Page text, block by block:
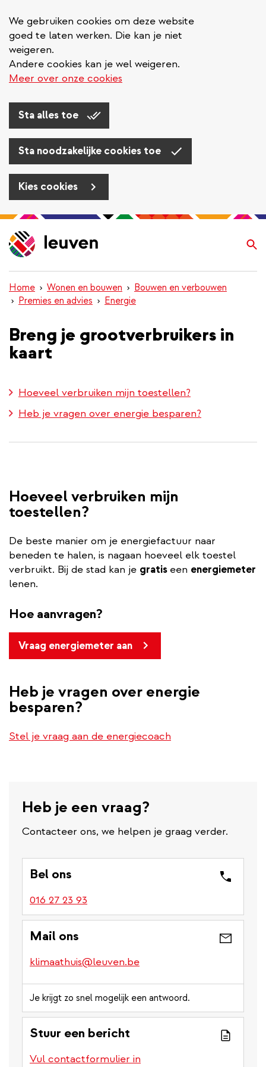
We gebruiken cookies om deze website
goed te laten werken. Die kan je niet
weigeren.
Andere cookies kan je wel weigeren.
Meer over onze cookies
Sta alles toe
Sta noodzakelijke cookies toe
Kies cookies
Overslaan
en
naar
inhoud
gaan
Home Wonen en bouwen
Bouwen en verbouwen
Premies en advies
Energie
Breng je grootverbruikers in
kaart
Hoeveel verbruiken mijn toestellen?
Heb je vragen over energie besparen?
Hoeveel verbruiken mijn
toestellen?
De beste manier om je energiefactuur naar
beneden te halen, is nagaan hoeveel elk toestel
verbruikt. Bij de stad kan je gratis een energiemeter
lenen.
Hoe aanvragen?
Vraag energiemeter aan
Heb je vragen over energie
besparen?
Stel je vraag aan de energiecoach
Heb je een vraag?
Contacteer ons, we helpen je graag verder.
Bel ons
016 27 23 93
Mail ons
klimaathuis@leuven.be
Je krijgt zo snel mogelijk een antwoord.
Stuur een bericht
Vul contactformulier in